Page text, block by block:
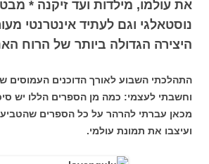
את עולמו, מילדות ועד זיקנה *
נוסטאלגי וגם לעתיד אינטרנטי
היצירה הגדולה ביותר של הרוח
התהלכתי השבוע לאורך הדוכנים העמוסים
וחשבתי לעצמי: כמה מן הספרים הללו יש
מכאן עברתי להרהר על כל הספרים
ועיצבו את תמונת עולמי.